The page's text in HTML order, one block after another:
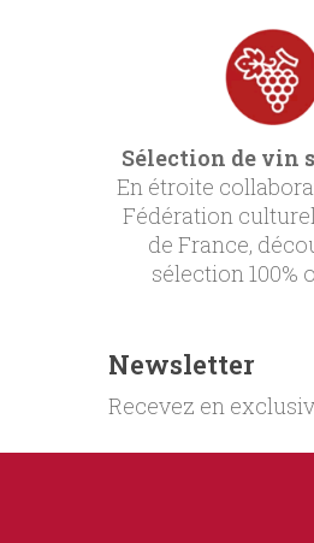
Sélection de vin
En étroite
Fédération
de France,
sélection 100%
Newsletter
Recevez en